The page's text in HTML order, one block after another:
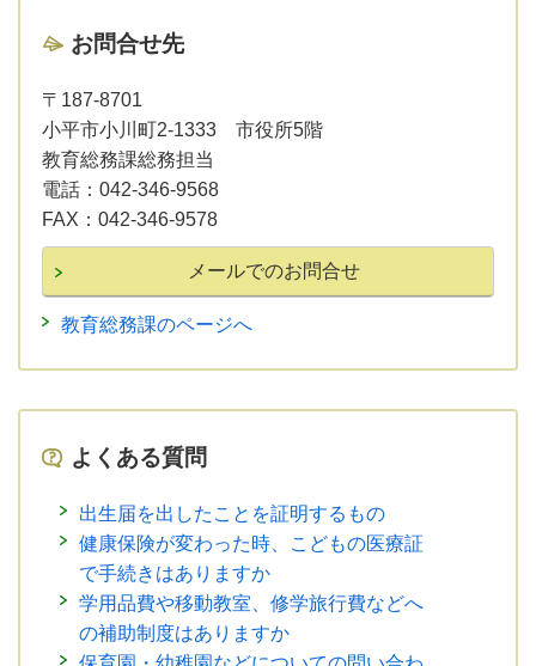
お問合せ先
〒187-8701
小平市小川町2-1333 市役所5階
教育総務課総務担当
電話： 042-346-9568
FAX： 042-346-9578
教育総務課のページへ
よくある質問
出生届を出したことを証明するもの
健康保険が変わった時、こどもの医療証
で手続きはありますか
学用品費や移動教室、修学旅行費などへ
の補助制度はありますか